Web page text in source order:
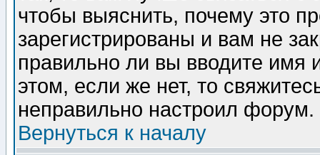
чтобы выяснить, почему это
зарегистрированы и вам не
правильно ли вы вводите
этом, если же нет, то
неправильно настроил форум.
Вернуться к началу